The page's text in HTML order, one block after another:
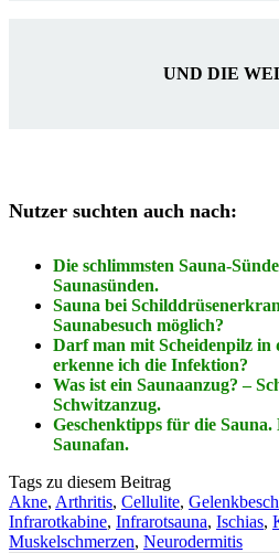
UND DIE
Nutzer suchten auch nach:
Die schlimmsten Sauna-
Saunasünden.
Sauna bei
Saunabesuch möglich?
Darf man mit Scheidenpilz in
erkenne ich die Infektion?
Was ist ein Saunaanzug? –
Schwitzanzug.
Geschenktipps für die
Saunafan.
Tags zu diesem Beitrag
Akne, Arthritis, Cellulite,
Infrarotkabine, Infrarotsauna, Ischias,
Muskelschmerzen, Neurodermitis